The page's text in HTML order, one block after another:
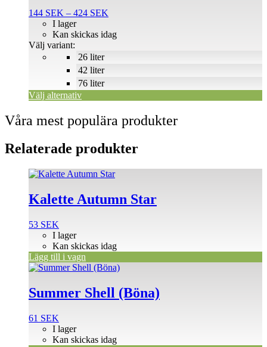
144 SEK – 424 SEK
till
26 liter
42 liter
76 liter
I lager
Kan skickas idag
Välj variant:
Välj alternativ
varianter.
olika
alternativen
produktsidan
Våra mest populära produkter
Relaterade produkter
Kalette Autumn Star
53 SEK
I lager
Kan skickas idag
Lägg till i vagn
Summer Shell (Böna)
61 SEK
I lager
Kan skickas idag